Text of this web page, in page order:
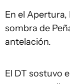
En el
sombra de
antelación.
El DT sostuvo